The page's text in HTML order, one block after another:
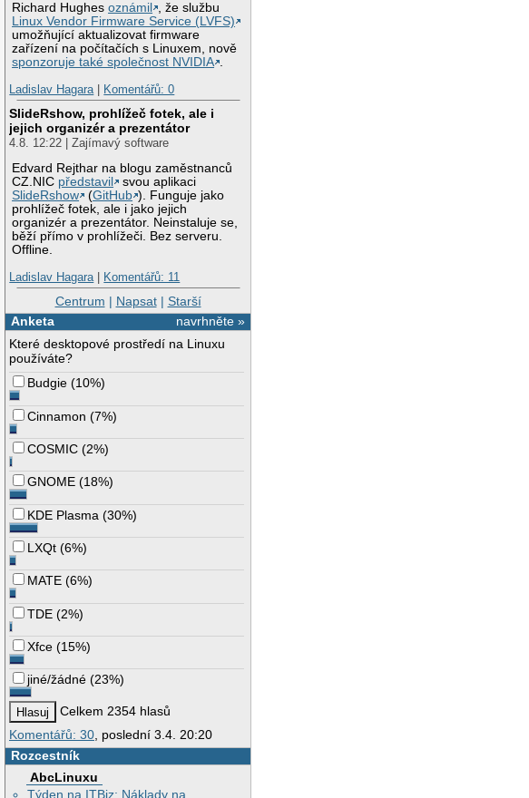
Richard Hughesoznámil
, že službu
Linux Vendor Firmware Service (LVFS)
umožňující aktualizovat firmware
zařízení na počítačích s Linuxem, nově
sponzoruje také společnost NVIDIA .
Ladislav Hagara| Komentářů: 0
SlideRshow, prohlížeč fotek, ale i
jejich organizér a prezentátor
4.8. 12:22 | Zajímavý software
Edvard Rejthar na blogu zaměstnanců
CZ.NIC představil
svou aplikaci
SlideRshow
(GitHub ). Funguje jako
prohlížeč fotek, ale i jako jejich
organizér a prezentátor. Neinstaluje se,
běží přímo v prohlížeči. Bez serveru.
Offline.
Ladislav Hagara| Komentářů: 11
Centrum | Napsat| Starší
navrhněte »
Anketa
Které desktopové prostředí na Linuxu
používáte?
Budgie (10%)
Cinnamon (7%)
COSMIC (2%)
GNOME (18%)
KDE Plasma (30%)
LXQt (6%)
MATE (6%)
TDE (2%)
Xfce (15%)
jiné/žádné (23%)
Celkem 2354 hlasů
Komentářů: 30 , poslední 3.4. 20:20
Rozcestník
AbcLinuxu
Týden na ITBiz: Náklady na